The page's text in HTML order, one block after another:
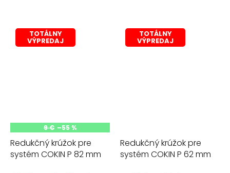
TOTÁLNY
VÝPREDAJ
9 € –55 %
Redukčný krúžok pre
systém COKIN P 82 mm
TOTÁLNY
VÝPREDAJ
Redukčný krúžok pre
systém COKIN P 62 mm